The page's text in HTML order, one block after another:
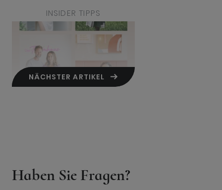
INSIDER TIPPS
NÄCHSTER ARTIKEL
Haben Sie Fragen?